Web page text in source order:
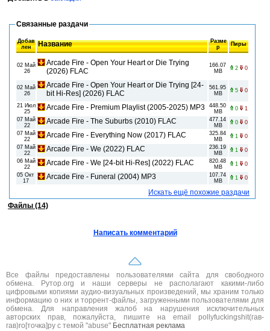
Связанные раздачи
Добав
лен
Название
Разме
р
Пиры
02 Май
26
Arcade Fire - Open Your Heart or Die Trying
(2026) FLAC
166.07
MB
2 0
02 Май
26
Arcade Fire - Open Your Heart or Die Trying [24-
bit Hi-Res] (2026) FLAC
561.95
MB
5 0
21 Июл
25
Arcade Fire - Premium Playlist (2005-2025) MP3
448.50
MB
0
1
07 Май
22
Arcade Fire - The Suburbs (2010) FLAC
477.14
MB
0
0
07 Май
22
Arcade Fire - Everything Now (2017) FLAC
325.84
MB
1
0
07 Май
22
Arcade Fire - We (2022) FLAC
236.19
MB
1
0
06 Май
22
Arcade Fire - We [24-bit Hi-Res] (2022) FLAC
820.48
MB
1
0
05 Окт
17
Arcade Fire - Funeral (2004) МР3
107.74
MB
1 0
Искать ещё похожие раздачи
Файлы (14)
Написать комментарий
Все файлы предоставлены пользователями сайта для свободного
обмена. Рутор.org и наши серверы не располагают какими-либо
цифровыми копиями аудио-визуальных произведений, мы храним только
информацию о них и торрент-файлы, загруженными пользователями для
обмена. Для направления жалоб на нарушения исключительных
авторских прав, пожалуйста, пишите на email pollyfuckingshit(гав-
гав)ro[точка]ру с темой "abuse" Бесплатная реклама